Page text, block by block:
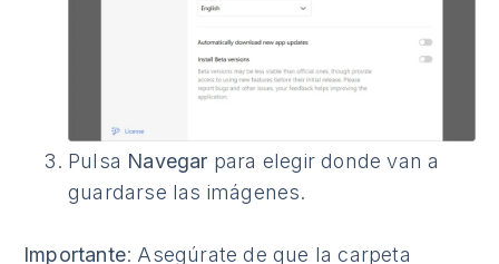
Pulsa Navegar para elegir donde van a
guardarse las imágenes.
Importante: Asegúrate de que la carpeta